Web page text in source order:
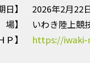
期日】 2026年2月22
】 いわき陸上競技
Ｐ】 https://